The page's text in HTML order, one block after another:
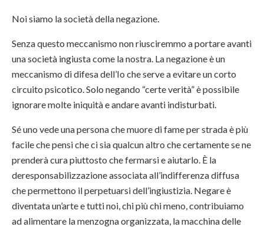
Noi siamo la società della negazione.
Senza questo meccanismo non riusciremmo a portare avanti
una società ingiusta come la nostra. La negazione è un
meccanismo di difesa dell’Io che serve a evitare un corto
circuito psicotico. Solo negando “certe verità” è possibile
ignorare molte iniquità e andare avanti indisturbati.
Sé uno vede una persona che muore di fame per strada è più
facile che pensi che ci sia qualcun altro che certamente se ne
prenderà cura piuttosto che fermarsi e aiutarlo. È la
deresponsabilizzazione associata all’indifferenza diffusa
che permettono il perpetuarsi dell’ingiustizia. Negare è
diventata un’arte e tutti noi, chi più chi meno, contribuiamo
ad alimentare la menzogna organizzata, la macchina delle